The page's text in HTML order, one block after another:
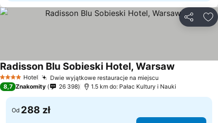
4 KategoriaHotel Dwie wyjątkowe restauracje na miejscu
Radisson Blu Sobieski Hotel, Warsaw
8,7 Znakomity 26 398 1.5 km do: Pałac Kultury i Nauki
Od 288 zł